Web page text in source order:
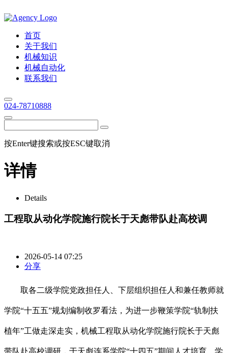
首页
关于我们
机械知识
机械自动化
联系我们
024-78710888
按Enter键搜索或按ESC键取消
详情
Details
工程取从动化学院施行院长于天彪带队赴高校调
2026-05-14 07:25
分享
取各二级学院党政担任人、下层组织担任人和兼任教师就
学院“十五五”规划编制收罗看法，为进一步鞭策学院“轨制扶
植年”工做走深走实，机械工程取从动化学院施行院长于天彪